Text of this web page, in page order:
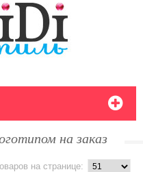
на заказ
на странице: